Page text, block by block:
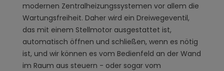
modernen Zentralheizungssystemen vor allem die
Wartungsfreiheit. Daher wird ein Dreiwegeventil,
das mit einem Stellmotor ausgestattet ist,
automatisch öffnen und schließen, wenn es nötig
ist, und wir können es vom Bedienfeld an der Wand
im Raum aus steuern - oder sogar vom